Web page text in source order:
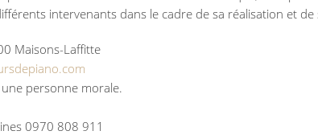
intervenants dans le cadre de sa réalisation et de
Maisons-Laffitte
personne morale.
0970 808 911